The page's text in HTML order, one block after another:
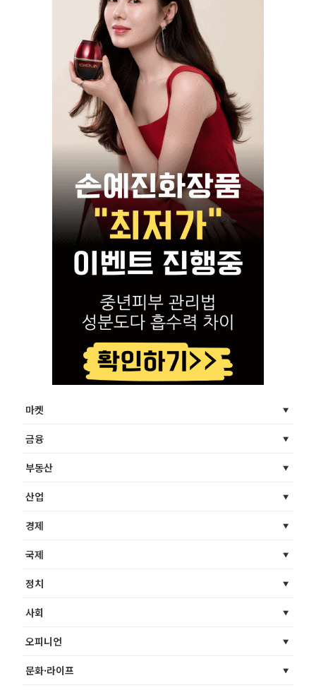
마켓
금융
부동산
산업
경제
국제
정치
사회
오피니언
문화·라이프